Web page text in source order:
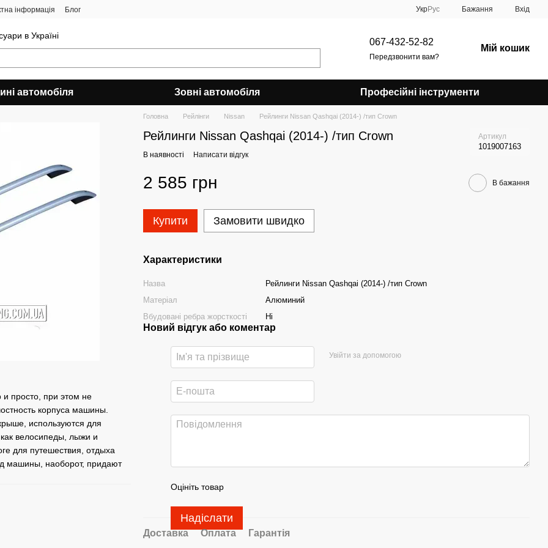
інформація Блог УкрРус Бажання Вхід
в Україні
067-432-52-82
Передзвонити вам?
Мій кошик
автомобіля Зовні автомобіля Професійні інструменти
и просто, при этом не
корпуса машины.
используются для
велосипеды, лыжи и
для путешествия, отдыха
машины, наоборот, придают
Головна Рейлінги Nissan Рейлинги Nissan Qashqai (2014-) /тип Crown
Рейлинги Nissan Qashqai (2014-) /тип Crown Артикул
1019007163
В наявності Написати відгук
2 585 грн В бажання
Купити Замовити швидко
Характеристики
Назва
Рейлинги Nissan Qashqai (2014-) /тип Crown
Матеріал
Алюминий
Вбудовані ребра жорсткості
Ні
Новий відгук або коментар
Увійти за допомогою
Оцініть товар
Надіслати
Доставка Оплата Гарантія